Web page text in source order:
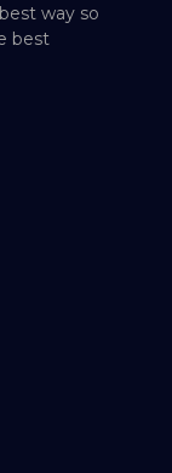
way so
best